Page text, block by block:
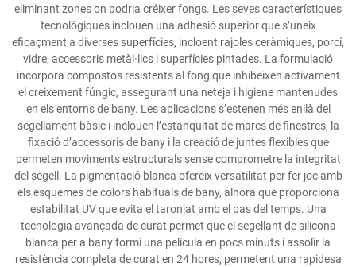
eliminant zones on podria créixer fongs. Les seves característiques
tecnològiques inclouen una adhesió superior que s’uneix
eficaçment a diverses superfícies, incloent rajoles ceràmiques, porcí,
vidre, accessoris metàl·lics i superfícies pintades. La formulació
incorpora compostos resistents al fong que inhibeixen activament
el creixement fúngic, assegurant una neteja i higiene mantenudes
en els entorns de bany. Les aplicacions s’estenen més enllà del
segellament bàsic i inclouen l’estanquitat de marcs de finestres, la
fixació d’accessoris de bany i la creació de juntes flexibles que
permeten moviments estructurals sense comprometre la integritat
del segell. La pigmentació blanca ofereix versatilitat per fer joc amb
els esquemes de colors habituals de bany, alhora que proporciona
estabilitat UV que evita el taronjat amb el pas del temps. Una
tecnologia avançada de curat permet que el segellant de silicona
blanca per a bany formi una película en pocs minuts i assolir la
resistència completa de curat en 24 hores, permetent una rapidesa